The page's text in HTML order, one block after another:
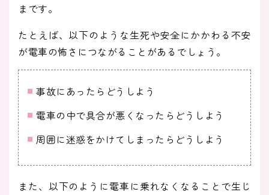
まです。
たとえば、以下のような生死や安全にかかわる不安
が電車の怖さにつながることがあるでしょう。
事故にあったらどうしよう
電車の中で具合が悪くなったらどうしよう
周囲に迷惑をかけてしまったらどうしよう
また、以下のように電車に乗れなくなることで生じ